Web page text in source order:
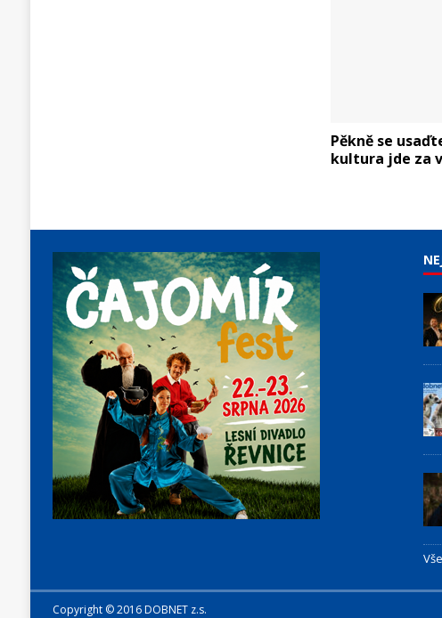
Pěkně se
kultura jde za
Copyright © 2016 DOBNET z.s.